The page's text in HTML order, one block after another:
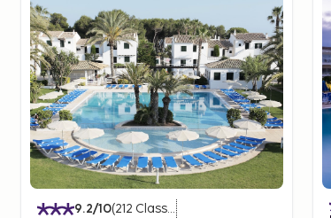
9.2/10(212 Classificações